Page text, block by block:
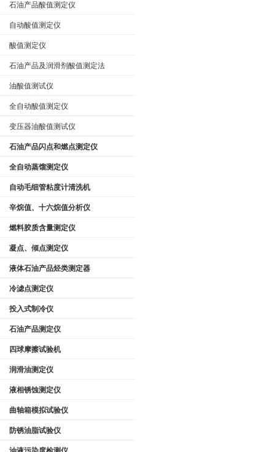
石油产品酸值测定仪
自动酸值测定仪
酸值测定仪
石油产品及润滑剂酸值测定法
油酸值测试仪
全自动酸值测定仪
变压器油酸值测试仪
石油产品闪点和燃点测定仪
全自动蒸馏测定仪
自动毛细管粘度计清洗机
辛烷值、十六烷值分析仪
燃料胶质含量测定仪
凝点、倾点测定仪
液体石油产品烃类测定器
冷滤点测定仪
投入式制冷仪
石油产品测定仪
四球摩擦试验机
润滑油测定仪
液相锈蚀测定仪
曲轴箱模拟试验仪
防锈油脂试验仪